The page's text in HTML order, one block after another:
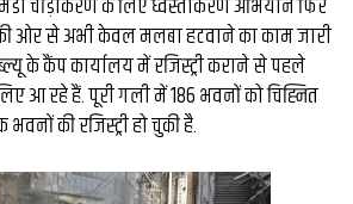
चौड़ीकरण के लिए ध्‍वस्‍तीकरण अभियान फिर
ओर से अभी केवल मलबा हटवाने का काम जारी
के कैंप कार्यालय में रजिस्ट्री कराने से पहले
आ रहे हैं. पूरी गली में 186 भवनों को चिह्नित
की रजिस्ट्री हो चुकी है.